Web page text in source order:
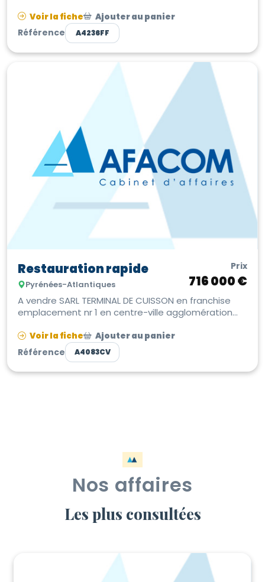
Voir la fiche Ajouter au panier
Référence A4236FF
Restauration rapide
Pyrénées-Atlantiques
Prix
716 000 €
A vendre SARL TERMINAL DE CUISSON en franchise
emplacement nr 1 en centre-ville agglomération
Voir la fiche Ajouter au panier
Référence A4083CV
Nos affaires
Les plus consultées